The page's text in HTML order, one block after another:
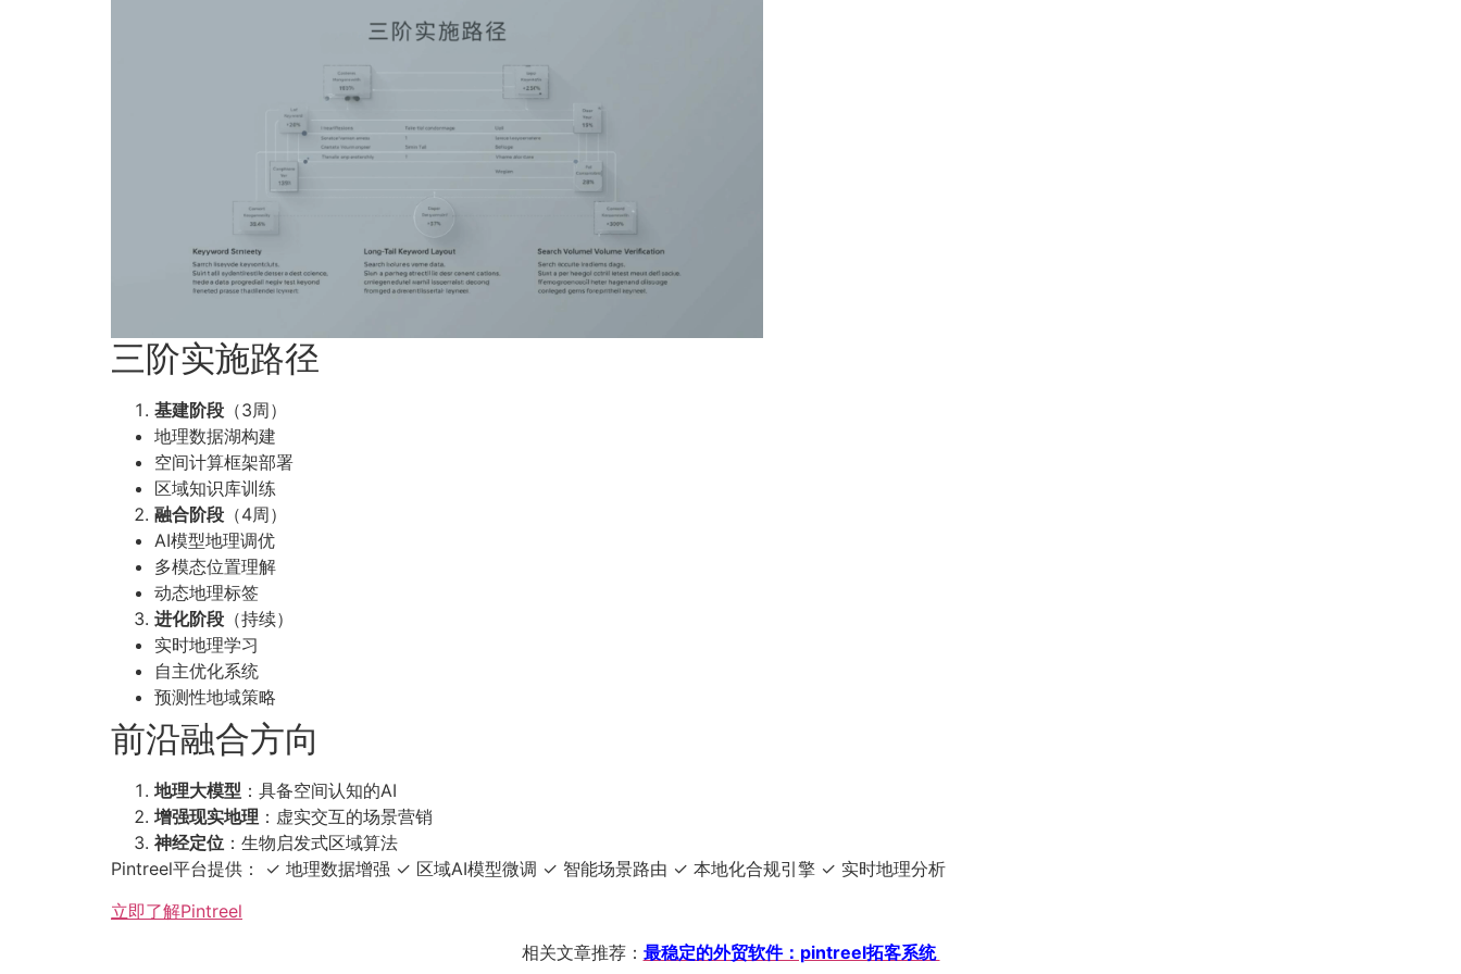
三阶实施路径
基建阶段 （3周）
地理数据湖构建
空间计算框架部署
区域知识库训练
融合阶段 （4周）
AI模型地理调优
多模态位置理解
动态地理标签
进化阶段 （持续）
实时地理学习
自主优化系统
预测性地域策略
前沿融合方向
地理大模型 ：具备空间认知的AI
增强现实地理 ：虚实交互的场景营销
神经定位 ：生物启发式区域算法
Pintreel平台提供： ✓ 地理数据增强 ✓ 区域AI模型微调 ✓ 智能场景路由 ✓ 本地化合规引擎 ✓ 实时地理分析
立即了解Pintreel
相关文章推荐： 最稳定的外贸软件：pintreel拓客系统